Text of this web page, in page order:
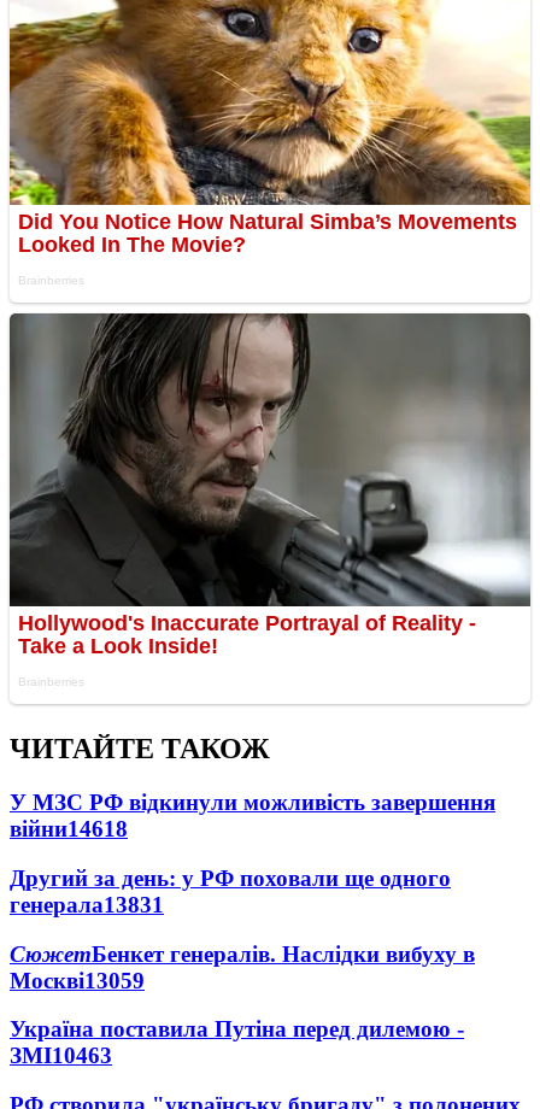
ЧИТАЙТЕ ТАКОЖ
У МЗС РФ відкинули можливість завершення
війни14618
Другий за день: у РФ поховали ще одного
генерала13831
СюжетБенкет генералів. Наслідки вибуху в
Москві13059
Україна поставила Путіна перед дилемою -
ЗМІ10463